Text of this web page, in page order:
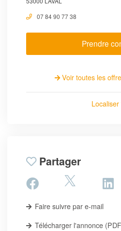
07 84 90 77 38
Prendre
Voir toutes les
Localiser
Partager
Faire suivre par e-mail
Télécharger l'annonce